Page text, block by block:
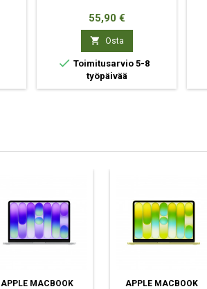
Hinta
55,90 €
 Osta
 Toimitusarvio 5-8
työpäivää
APPLE MACBOOK
APPLE MACBOOK